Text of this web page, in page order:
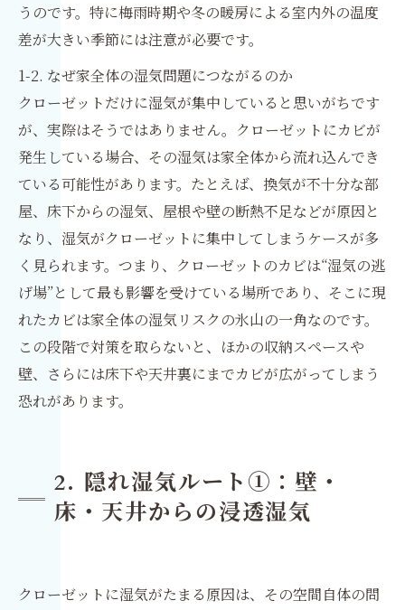
うのです。特に梅雨時期や冬の暖房による室内外の温度
差が大きい季節には注意が必要です。
1-2. なぜ家全体の湿気問題につながるのか
クローゼットだけに湿気が集中していると思いがちです
が、実際はそうではありません。クローゼットにカビが
発生している場合、その湿気は家全体から流れ込んでき
ている可能性があります。たとえば、換気が不十分な部
屋、床下からの湿気、屋根や壁の断熱不足などが原因と
なり、湿気がクローゼットに集中してしまうケースが多
く見られます。つまり、クローゼットのカビは“湿気の逃
げ場”として最も影響を受けている場所であり、そこに現
れたカビは家全体の湿気リスクの氷山の一角なのです。
この段階で対策を取らないと、ほかの収納スペースや
壁、さらには床下や天井裏にまでカビが広がってしまう
恐れがあります。
2. 隠れ湿気ルート①：壁・
床・天井からの浸透湿気
クローゼットに湿気がたまる原因は、その空間自体の問